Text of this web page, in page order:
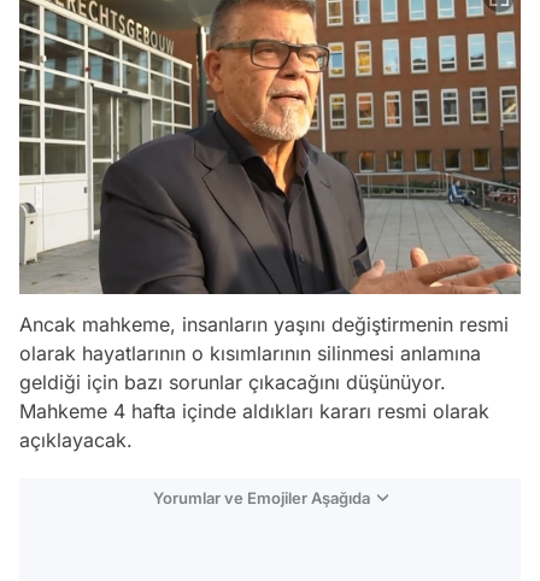
Ancak mahkeme, insanların yaşını değiştirmenin resmi
olarak hayatlarının o kısımlarının silinmesi anlamına
geldiği için bazı sorunlar çıkacağını düşünüyor.
Mahkeme 4 hafta içinde aldıkları kararı resmi olarak
açıklayacak.
Yorumlar ve Emojiler Aşağıda